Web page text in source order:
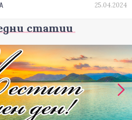
25.04.2024
статии